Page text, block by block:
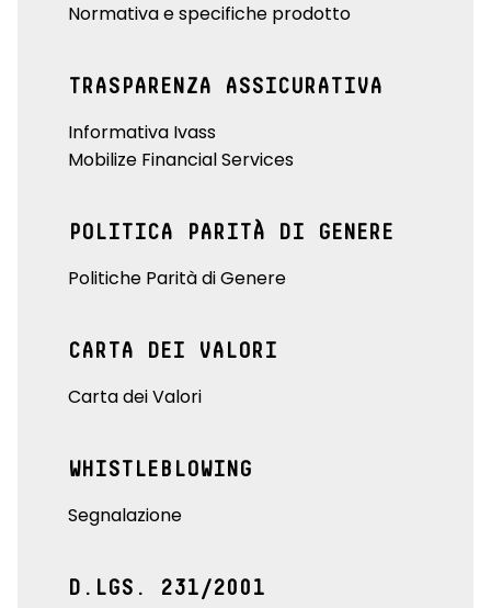
Normativa e specifiche prodotto
TRASPARENZA ASSICURATIVA
Informativa Ivass
Mobilize Financial Services
POLITICA PARITÀ DI GENERE
Politiche Parità di Genere
CARTA DEI VALORI
Carta dei Valori
WHISTLEBLOWING
Segnalazione
D.LGS. 231/2001